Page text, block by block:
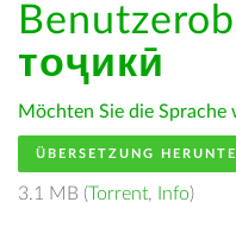
тоҷикӣ
Möchten Sie die Sprache
ÜBERSETZUNG
3.1 MB (Torrent, Info)